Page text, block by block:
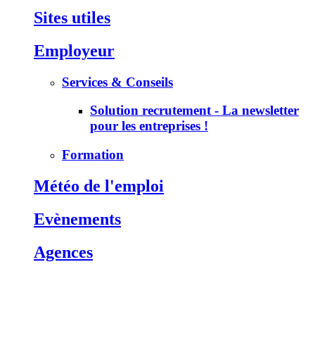
Sites utiles
Employeur
Services & Conseils
Solution recrutement - La newsletter
pour les entreprises !
Formation
Météo de l'emploi
Evènements
Agences